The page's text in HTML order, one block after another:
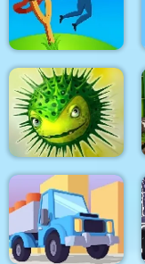
Arabian Princess
Dress Up Game
Angry Guys
Mi Adventures